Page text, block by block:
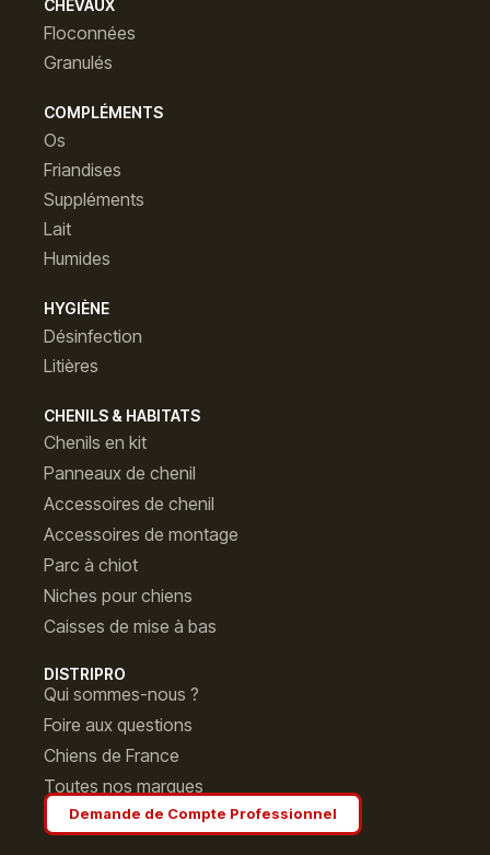
CHEVAUX
Floconnées
Granulés
COMPLÉMENTS
Os
Friandises
Suppléments
Lait
Humides
HYGIÈNE
Désinfection
Litières
CHENILS & HABITATS
Chenils en kit
Panneaux de chenil
Accessoires de chenil
Accessoires de montage
Parc à chiot
Niches pour chiens
Caisses de mise à bas
DISTRIPRO
Qui sommes-nous ?
Foire aux questions
Chiens de France
Toutes nos marques
Demande de Compte Professionnel